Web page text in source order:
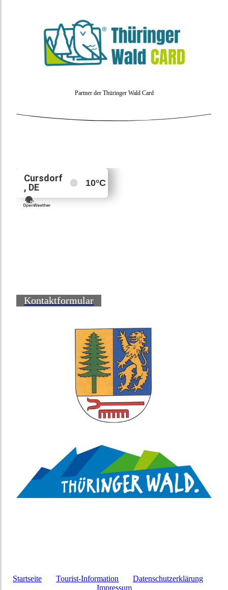
Partner der Thüringer Wald Card
Kontaktformular
Startseite Tourist-Information
Datenschutzerklärung
Impressum